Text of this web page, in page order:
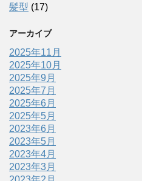
髪型 (17)
アーカイブ
2025年11月
2025年10月
2025年9月
2025年7月
2025年6月
2025年5月
2023年6月
2023年5月
2023年4月
2023年3月